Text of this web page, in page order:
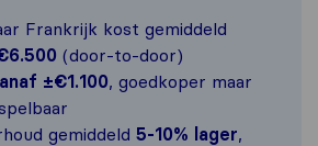
Frankrijk kost gemiddeld
(door-to-door)
±€1.100, goedkoper maar
gemiddeld 5-10% lager,